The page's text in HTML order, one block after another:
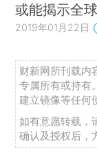
或能揭示全
2019年01月22日
财新网所刊载内
专属所有或持有
建立镜像等任何
如有意愿转载，
确认及授权后，